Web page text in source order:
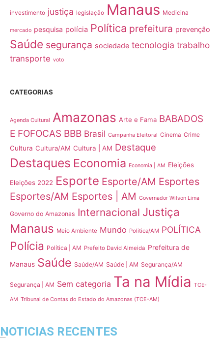
investimento justiça legislação Manaus Medicina
mercado pesquisa polícia Política prefeitura prevenção
Saúde segurança sociedade tecnologia trabalho
transporte voto
CATEGORIAS
Agenda Cultural Amazonas Arte e Fama BABADOS
E FOFOCAS BBB Brasil Campanha Eleitoral Cinema Crime
Cultura Cultura/AM Cultura | AM Destaque
Destaques Economia Economia | AM Eleições
Eleições 2022 Esporte Esporte/AM Esportes
Esportes/AM Esportes | AM Governador Wilson Lima
Governo do Amazonas Internacional Justiça
Manaus Meio Ambiente Mundo Politica/AM POLÍTICA
Polícia Política | AM Prefeito David Almeida Prefeitura de
Manaus Saúde Saúde/AM Saúde | AM Segurança/AM
Segurança | AM Sem categoria Ta na Mídia TCE-
AM Tribunal de Contas do Estado do Amazonas (TCE-AM)
NOTICIAS RECENTES